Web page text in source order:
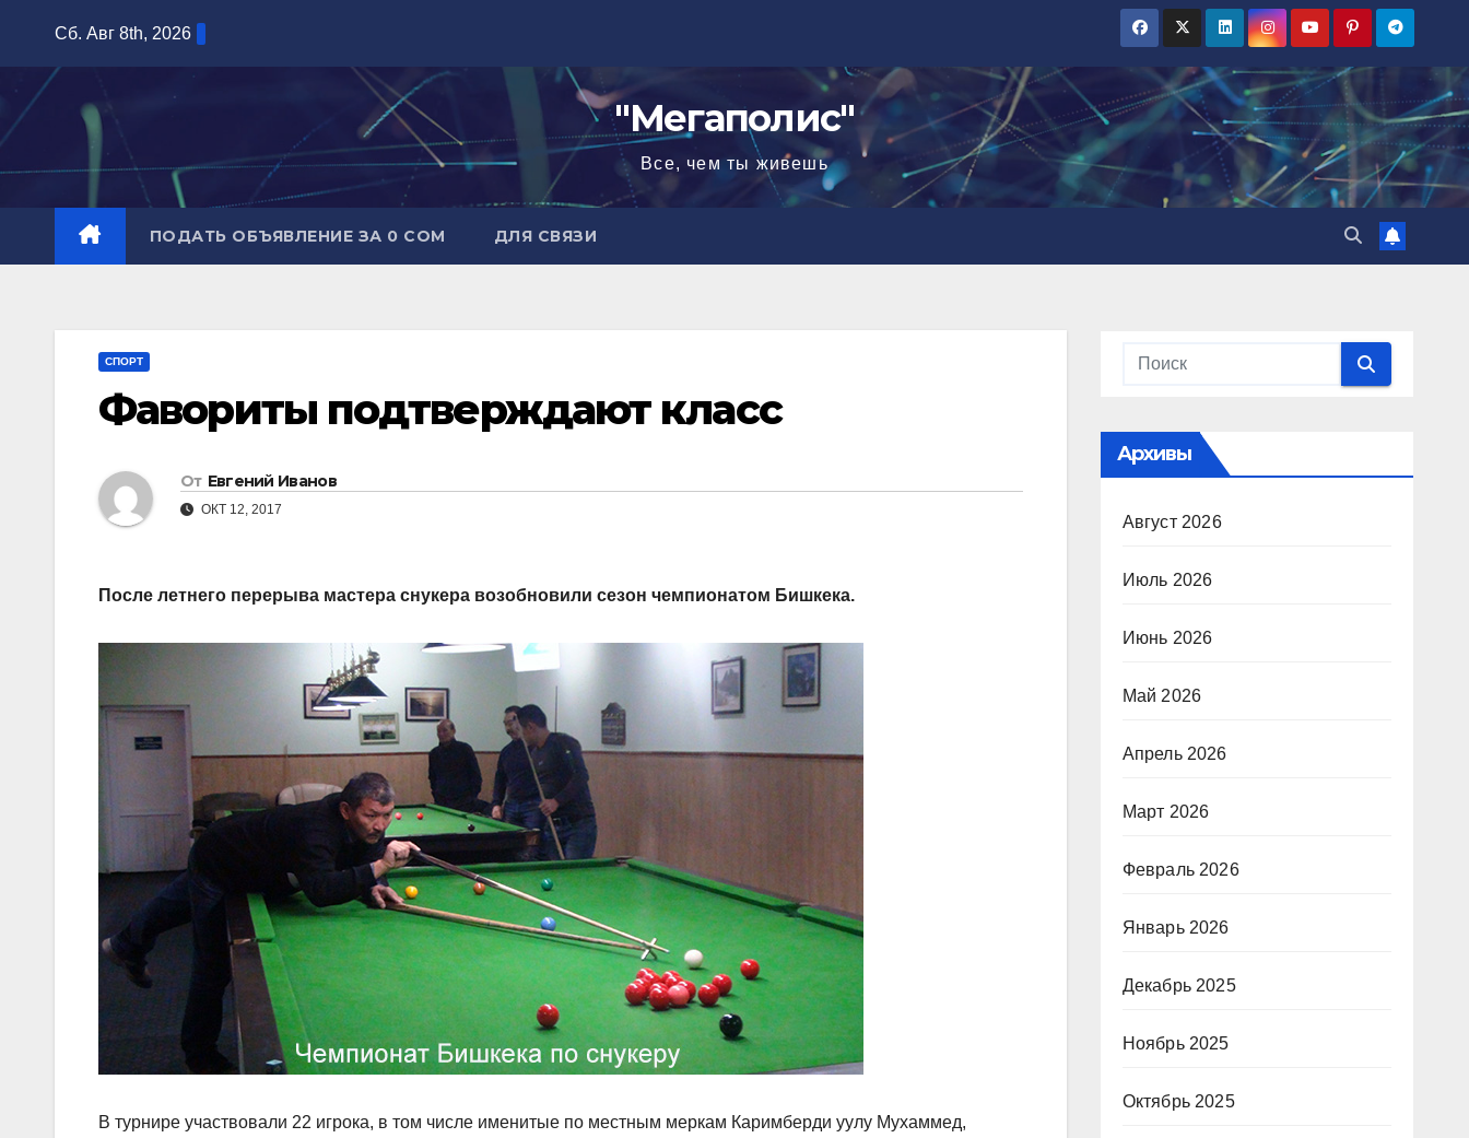
содержимому
Сб. Авг 8th, 2026
"Мегаполис"
Все, чем ты живешь
ПОДАТЬ ОБЪЯВЛЕНИЕ ЗА 0 СОМ ДЛЯ СВЯЗИ
СПОРТ
Фавориты подтверждают класс
От Евгений Иванов
ОКТ 12, 2017
После летнего перерыва мастера снукера возобновили сезон чемпионатом Бишкека.
В турнире участвовали 22 игрока, в том числе именитые по местным меркам Каримберди уулу Мухаммед,
Архивы
Август 2026
Июль 2026
Июнь 2026
Май 2026
Апрель 2026
Март 2026
Февраль 2026
Январь 2026
Декабрь 2025
Ноябрь 2025
Октябрь 2025